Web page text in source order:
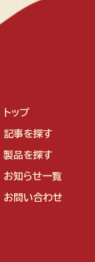
トップ
記事を探す
製品を探す
お知らせ一覧
お問い合わせ